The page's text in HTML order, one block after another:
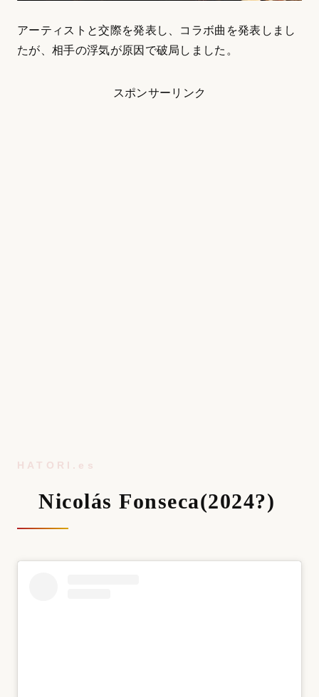
アーティストと交際を発表し、コラボ曲を発表しまし
たが、相手の浮気が原因で破局しました。
スポンサーリンク
Nicolás Fonseca(2024?)